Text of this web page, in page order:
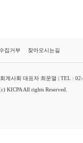
집거부 찾아오시는길
계사회 대표자 최운열 | TEL :
KICPA All rights Reserved.